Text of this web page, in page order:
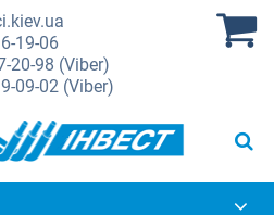
19-06
20-98 (Viber)
09-02 (Viber)